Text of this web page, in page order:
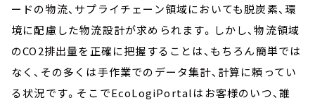
ードの物流、サプライチェーン領域においても脱炭素、環
境に配慮した物流設計が求められます。しかし、物流領域
のCO2排出量を正確に把握することは、もちろん簡単では
なく、その多くは手作業でのデータ集計、計算に頼ってい
る状況です。そこでEcoLogiPortalはお客様のいつ、誰